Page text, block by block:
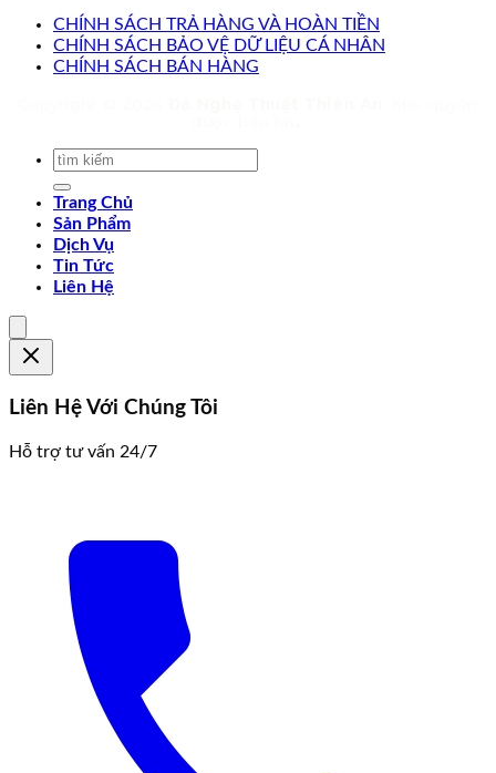
CHÍNH SÁCH TRẢ HÀNG VÀ HOÀN TIỀN
CHÍNH SÁCH BẢO VỆ DỮ LIỆU CÁ NHÂN
CHÍNH SÁCH BÁN HÀNG
Trang Chủ
Sản Phẩm
Dịch Vụ
Tin Tức
Liên Hệ
Liên Hệ Với Chúng Tôi
Hỗ trợ tư vấn 24/7